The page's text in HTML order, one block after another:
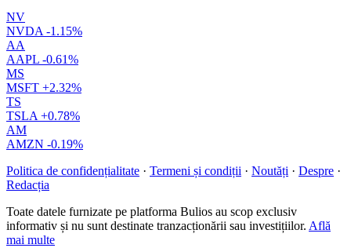
NV
NVDA -1.15%
AA
AAPL -0.61%
MS
MSFT +2.32%
TS
TSLA +0.78%
AM
AMZN -0.19%
Politica de confidențialitate · Termeni și condiții · Noutăți · Despre ·
Redacția
Toate datele furnizate pe platforma Bulios au scop exclusiv
informativ și nu sunt destinate tranzacționării sau investițiilor. Află
mai multe